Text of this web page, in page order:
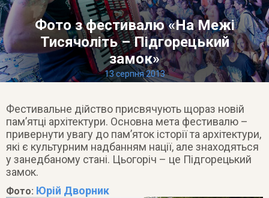
ДОВІДКА
Фото з фестивалю «На Межі
Тисячоліть – Підгорецький
замок»
13 серпня 2013
Фестивальне дійство присвячують щораз новій
пам’ятці архітектури. Основна мета фестивалю –
привернути увагу до пам’яток історії та архітектури,
які є культурним надбанням нації, але знаходяться
у занедбаному стані. Цьогоріч – це Підгорецький
замок.
Фото: Юрій Дворник